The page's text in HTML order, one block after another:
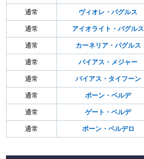
通常 ヴィオレ・パグルス
通常 アイオライト・パグルス
通常 カーネリア・パグルス
通常 バイアス・メジャー
通常 バイアス・タイフーン
通常 ポーン・ベルデ
通常 ゲート・ベルデ
通常 ポーン・ベルデロ